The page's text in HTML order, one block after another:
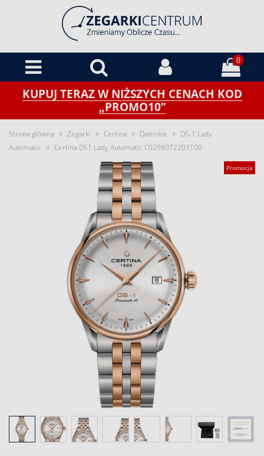
0
KUPUJ TERAZ W NIŻSZYCH CENACH KOD
„PROMO10”
Strona główna » Zegarki » Certina » Damskie » DS-1 Lady
Automatic » Certina DS1 Lady Automatic C0298072203100
Promocja